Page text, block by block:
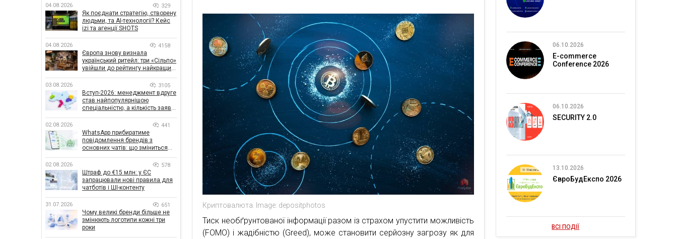
Криптовалюта. Image: depositphotos
Тиск необґрунтованої інформації разом із страхом упустити можливість
(FOMO) і жадібністю (Greed), може становити серйозну загрозу як для
04.08.2026 329
Як поєднати стратегію, створену
людьми, та AI-технології? Кейс
izi та агенції SHOTS
04.08.2026 4158
Європа знову визнала
український ритейл: три «Сільпо»
увійшли до рейтингу найкращих
03.08.2026 3105
Вступ-2026: менеджмент вдруге
став найпопулярнішою
спеціальністю, а кількість заяв
02.08.2026 441
WhatsApp прибиратиме
повідомлення брендів з
основних чатів: що зміниться
02.08.2026 578
Штраф до €15 млн: у ЄС
запрацювали нові правила для
чатботів і ШІ-контенту
31.07.2026 651
Чому великі бренди більше не
змінюють логотипи кожні три
роки
06.10.2026
E-commerce
Conference 2026
06.10.2026
SECURITY 2.0
13.10.2026
ЄвроБудЕкспо 2026
ВСІ ПОДІЇ